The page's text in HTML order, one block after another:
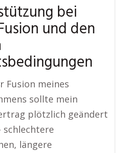
bei
und den
Fusion meines
sollte mein
plötzlich geändert
schlechtere
längere